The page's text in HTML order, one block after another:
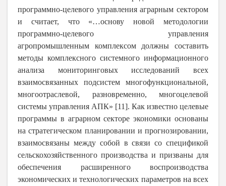
программно-целевого управления аграрным сектором
и считает, что «…основу новой методологии
программно-целевого управления
агропромышленным комплексом должны составить
методы комплексного системного информационного
анализа мониторинговых исследований всех
взаимосвязанных подсистем многофункциональной,
многоотраслевой, разновременно, многоцелевой
системы управления АПК» [11]. Как известно целевые
программы в аграрном секторе экономики основаны
на стратегическом планировании и прогнозировании,
взаимосвязаны между собой в связи со спецификой
сельскохозяйственного производства и призваны для
обеспечения расширенного воспроизводства
экономических и технологических параметров на всех